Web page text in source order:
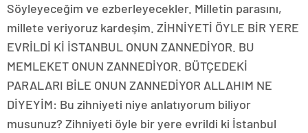
Söyleyeceğim ve ezberleyecekler. Milletin parasını,
millete veriyoruz kardeşim. ZİHNİYETİ ÖYLE BİR YERE
EVRİLDİ Kİ İSTANBUL ONUN ZANNEDİYOR. BU
MEMLEKET ONUN ZANNEDİYOR. BÜTÇEDEKİ
PARALARI BİLE ONUN ZANNEDİYOR ALLAHIM NE
DİYEYİM: Bu zihniyeti niye anlatıyorum biliyor
musunuz? Zihniyeti öyle bir yere evrildi ki İstanbul